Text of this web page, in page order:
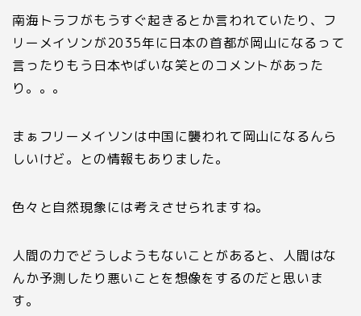
南海トラフがもうすぐ起きるとか言われていたり、フ
リーメイソンが2035年に日本の首都が岡山になるって
言ったりもう日本やばいな笑とのコメントがあった
り。。。
まぁフリーメイソンは中国に襲われて岡山になるんら
しいけど。との情報もありました。
色々と自然現象には考えさせられますね。
人間の力でどうしようもないことがあると、人間はな
んか予測したり悪いことを想像をするのだと思いま
す。